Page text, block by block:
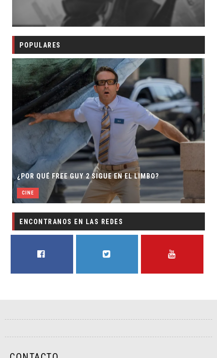
POPULARES
EN EL LIMBO?
SECUELA DE JURASSIC WORLD
DIRECTOR
CINE
ENCONTRANOS EN LAS REDES